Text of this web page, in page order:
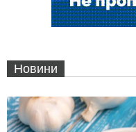
Новини